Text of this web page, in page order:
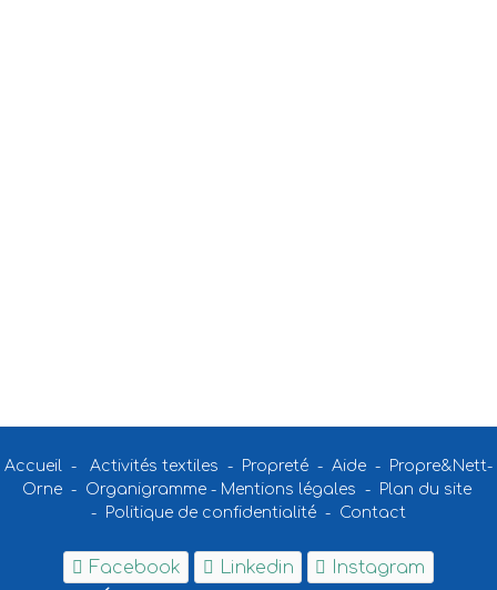
Accueil - Activités textiles - Propreté - Aide - Propre&Nett-
Orne- Organigramme- Mentions légales - Plan du site
- Politique de confidentialité - Contact
Facebook Linkedin Instagram